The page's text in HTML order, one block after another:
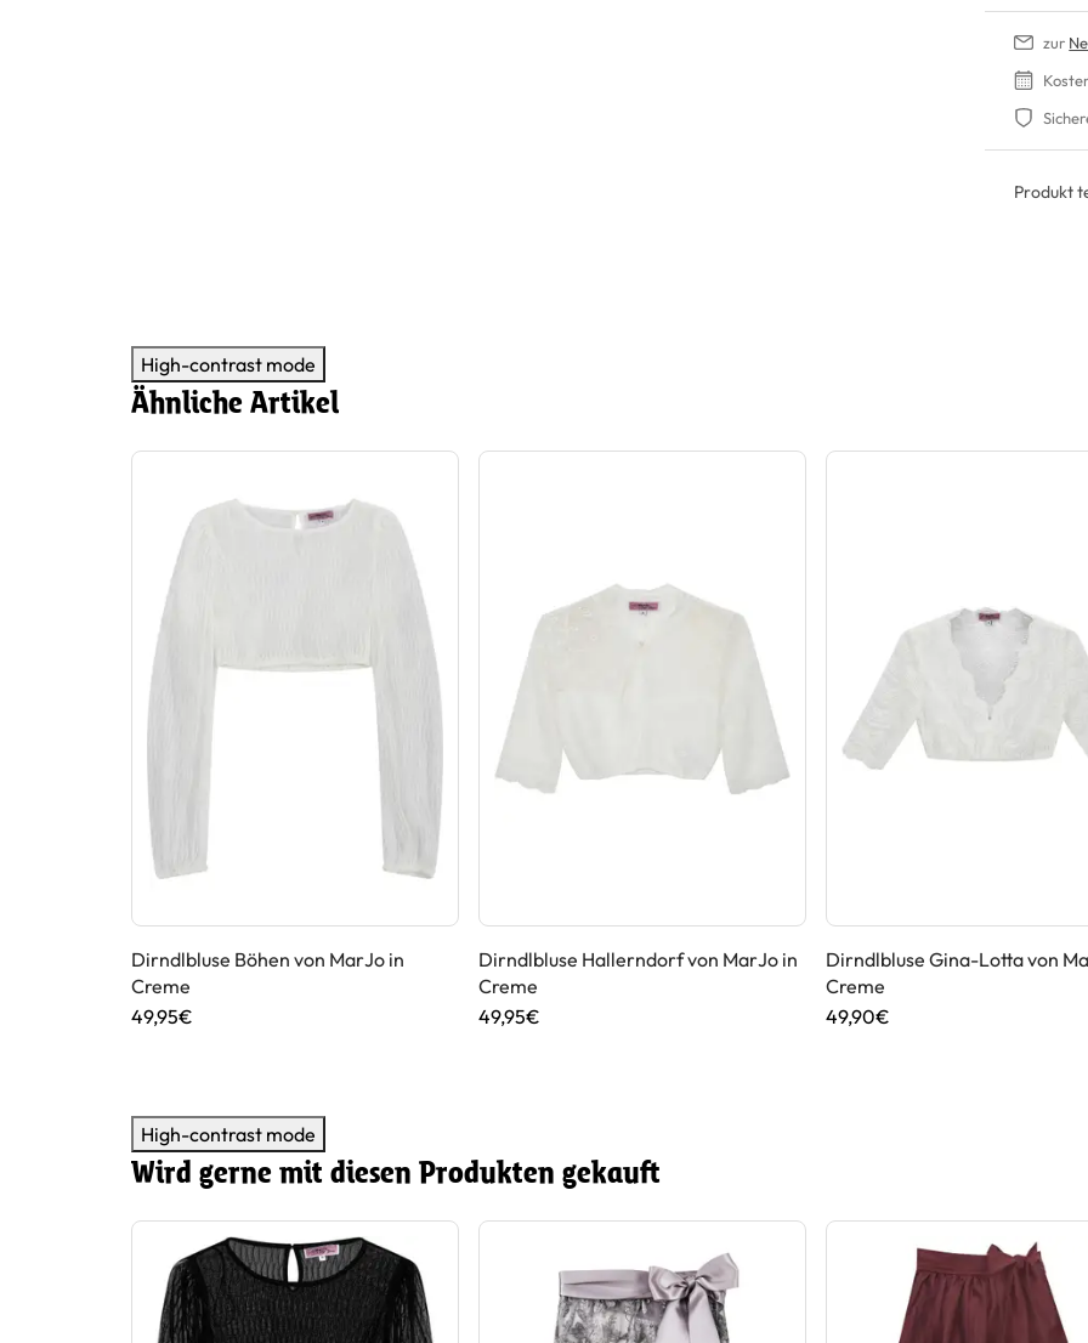
zur
Produkt
High-contrast mode
Ähnliche Artikel
Dirndlbluse Böhen von MarJo in
Creme
49,95€
Dirndlbluse Hallerndorf von MarJo in
Creme
49,95€
Dirndlbluse Gina-Lotta von
Creme
49,90€
High-contrast mode
Wird gerne mit diesen Produkten gekauft